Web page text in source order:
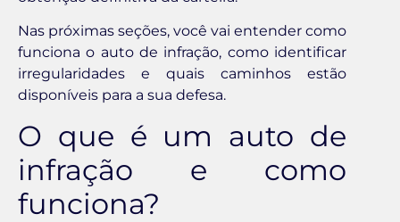
Nas próximas seções, você vai entender como
funciona o auto de infração, como identificar
irregularidades e quais caminhos estão
disponíveis para a sua defesa.
O que é um auto de
infração e como
funciona?